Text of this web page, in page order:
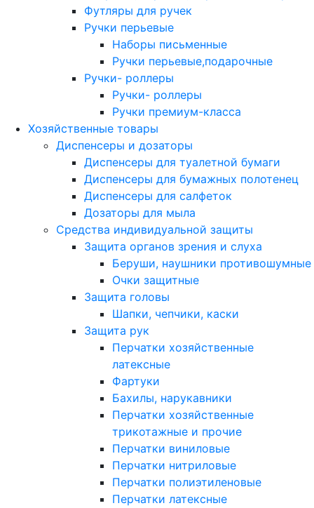
Футляры для ручек
Ручки перьевые
Наборы письменные
Ручки перьевые,подарочные
Ручки- роллеры
Ручки- роллеры
Ручки премиум-класса
Хозяйственные товары
Диспенсеры и дозаторы
Диспенсеры для туалетной бумаги
Диспенсеры для бумажных полотенец
Диспенсеры для салфеток
Дозаторы для мыла
Средства индивидуальной защиты
Защита органов зрения и слуха
Беруши, наушники противошумные
Очки защитные
Защита головы
Шапки, чепчики, каски
Защита рук
Перчатки хозяйственные
латексные
Фартуки
Бахилы, нарукавники
Перчатки хозяйственные
трикотажные и прочие
Перчатки виниловые
Перчатки нитриловые
Перчатки полиэтиленовые
Перчатки латексные